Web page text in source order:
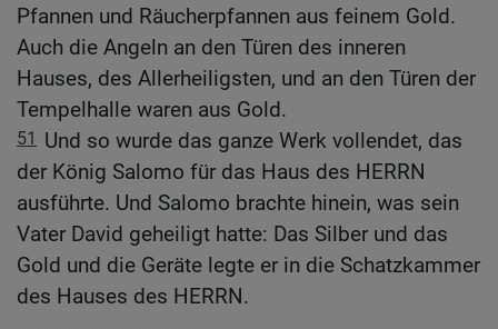
Pfannen und Räucherpfannen aus feinem Gold.
Auch die Angeln an den Türen des inneren
Hauses, des Allerheiligsten, und an den Türen der
Tempelhalle waren aus Gold.
51
Und so wurde das ganze Werk vollendet, das
der König Salomo für das Haus des HERRN
ausführte. Und Salomo brachte hinein, was sein
Vater David geheiligt hatte: Das Silber und das
Gold und die Geräte legte er in die Schatzkammer
des Hauses des HERRN.